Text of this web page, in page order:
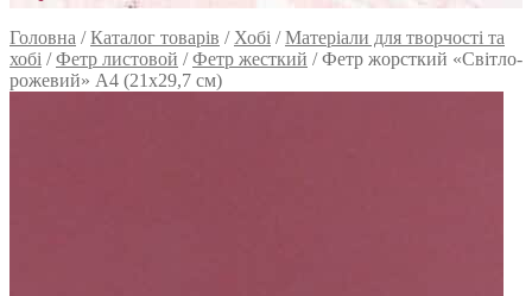
Головна /Каталог товарів / Хобі /Матеріали для творчості та
хобі /Фетр листовой /Фетр жесткий /Фетр жорсткий «Світло-
рожевий» А4 (21х29,7 см)